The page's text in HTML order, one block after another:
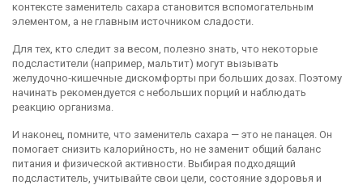
контексте заменитель сахара становится вспомогательным
элементом, а не главным источником сладости.
Для тех, кто следит за весом, полезно знать, что некоторые
подсластители (например, мальтит) могут вызывать
желудочно‑кишечные дискомфорты при больших дозах. Поэтому
начинать рекомендуется с небольших порций и наблюдать
реакцию организма.
И наконец, помните, что заменитель сахара — это не панацея. Он
помогает снизить калорийность, но не заменит общий баланс
питания и физической активности. Выбирая подходящий
подсластитель, учитывайте свои цели, состояние здоровья и